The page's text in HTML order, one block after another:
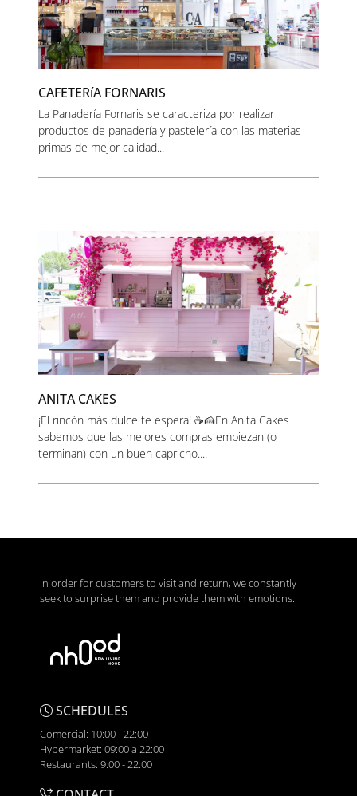
CAFETERíA FORNARIS
La Panadería Fornaris se caracteriza por realizar
productos de panadería y pastelería con las materias
primas de mejor calidad...
ANITA CAKES
¡El rincón más dulce te espera! ☕🍰En Anita Cakes
sabemos que las mejores compras empiezan (o
terminan) con un buen capricho....
In order for customers to visit and return, we constantly
seek to surprise them and provide them with emotions.
SCHEDULES
Comercial: 10:00 - 22:00
Hypermarket: 09:00 a 22:00
Restaurants: 9:00 - 22:00